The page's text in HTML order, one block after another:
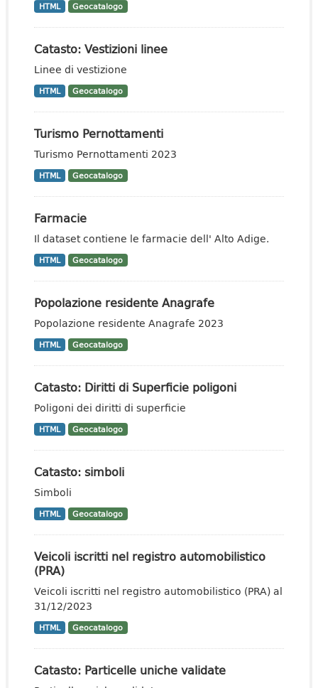
HTML Geocatalogo
Catasto: Vestizioni linee
Linee di vestizione
HTML Geocatalogo
Turismo Pernottamenti
Turismo Pernottamenti 2023
HTML Geocatalogo
Farmacie
Il dataset contiene le farmacie dell' Alto Adige.
HTML Geocatalogo
Popolazione residente Anagrafe
Popolazione residente Anagrafe 2023
HTML Geocatalogo
Catasto: Diritti di Superficie poligoni
Poligoni dei diritti di superficie
HTML Geocatalogo
Catasto: simboli
Simboli
HTML Geocatalogo
Veicoli iscritti nel registro automobilistico
(PRA)
Veicoli iscritti nel registro automobilistico (PRA) al
31/12/2023
HTML Geocatalogo
Catasto: Particelle uniche validate